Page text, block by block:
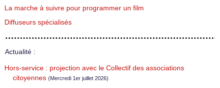
La marche à suivre pour programmer un film
Diffuseurs spécialisés
Actualité :
Hors-service : projection avec le Collectif des associations
citoyennes (Mercredi 1er juillet 2026)